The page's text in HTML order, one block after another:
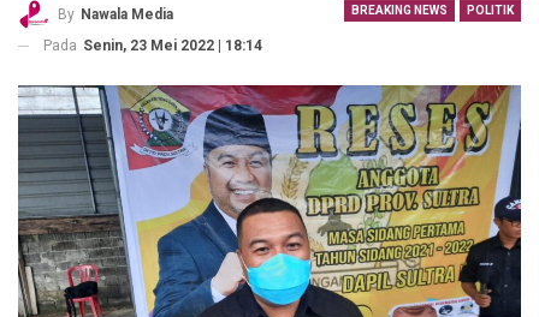
BREAKING NEWS POLITIK
By Nawala Media
Pada Senin, 23 Mei 2022 | 18:14